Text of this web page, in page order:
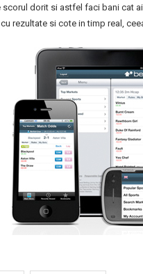
dorit si astfel faci bani cat
rezultate si cote in timp real,